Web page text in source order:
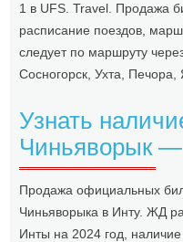
1 в UFS. Travel. Продажа
расписание поездов,
следует по маршруту
Сосногорск, Ухта, Печора,
Узнать
Чиньяворык
Продажа официальных
Чиньяворыка в Инту. ЖД
Инты на 2024 год,